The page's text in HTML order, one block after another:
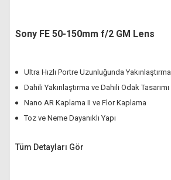
Sony FE 50-150mm f/2 GM Lens
Ultra Hızlı Portre Uzunluğunda Yakınlaştırma
Dahili Yakınlaştırma ve Dahili Odak Tasarımı
Nano AR Kaplama II ve Flor Kaplama
Toz ve Neme Dayanıklı Yapı
Tüm Detayları Gör